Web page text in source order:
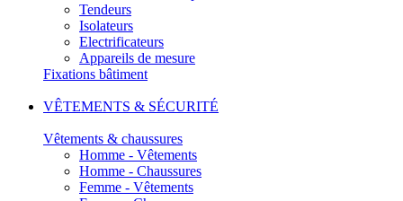
Tendeurs
Isolateurs
Electrificateurs
Appareils de mesure
Fixations bâtiment
VÊTEMENTS & SÉCURITÉ
Vêtements & chaussures
Homme - Vêtements
Homme - Chaussures
Femme - Vêtements